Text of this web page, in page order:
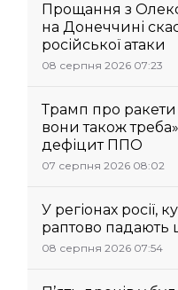
Прощання з
на Донеччині
російської атаки
08 серпня 2026 07:23
Трамп про
вони також
дефіцит ППО
07 серпня 2026 08:02
У регіонах росії,
раптово падають
08 серпня 2026 07:54